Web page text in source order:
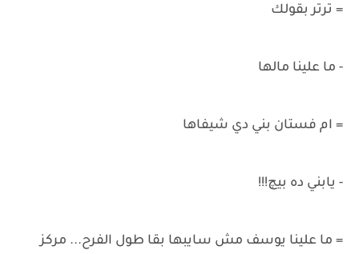
= ترتر بقولك
- ما علينا مالها
= ام فستان بني دي شيفاها
- يابني ده بيچ!!!
= ما علينا يوسف مش سايبها بقا طول الفرح... مركز